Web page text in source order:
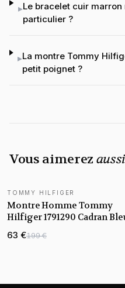
▸Le bracelet cuir
particulier ?
▸La montre Tommy
petit poignet ?
Vous aimerez aussi
TOMMY HILFIGER
Montre Homme Tommy
Hilfiger 1791290 Cadran
Squelette et Cuir Brun
63 €199 €